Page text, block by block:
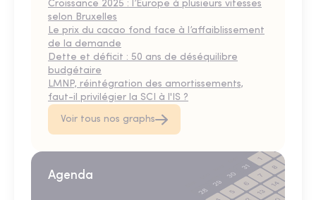
Croissance 2025 : l’Europe à plusieurs vitesses
selon Bruxelles
Le prix du cacao fond face à l’affaiblissement
de la demande
Dette et déficit : 50 ans de déséquilibre
budgétaire
LMNP, réintégration des amortissements,
faut-il privilégier la SCI à l'IS ?
Voir tous nos graphs
Agenda